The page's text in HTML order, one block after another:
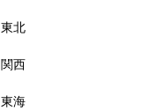
東北
関西
東海